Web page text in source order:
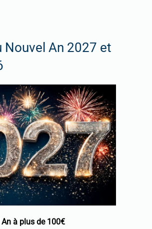
Nouvel An 2027 et
à plus de 100€